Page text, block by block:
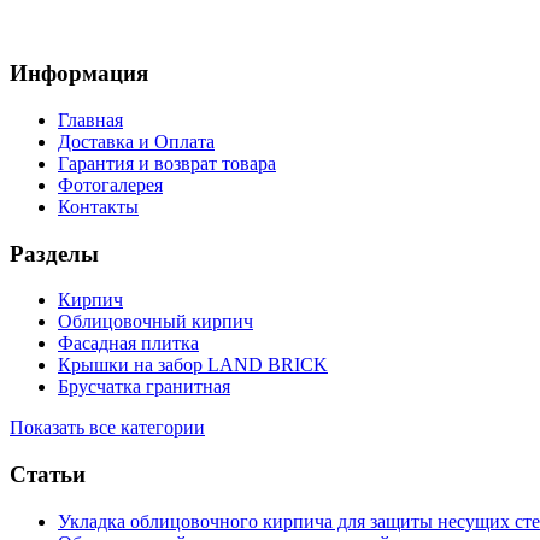
Информация
Главная
Доставка и Оплата
Гарантия и возврат товара
Фотогалерея
Контакты
Разделы
Кирпич
Облицовочный кирпич
Фасадная плитка
Крышки на забор LAND BRICK
Брусчатка гранитная
Показать все категории
Статьи
Укладка облицовочного кирпича для защиты несущих